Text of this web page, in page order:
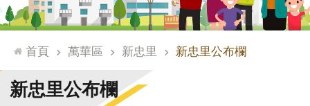
台
通
臺
北
首頁 萬華區 新忠里 新忠里公布欄
新忠里公布欄